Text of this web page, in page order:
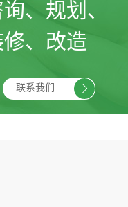
、规划、
、改造
联系我们